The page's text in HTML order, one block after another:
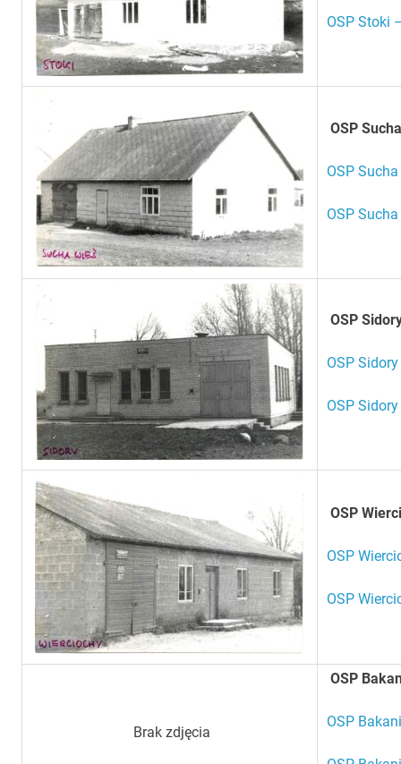
OSP Stoki
OSP
OSP
OSP
OSP
OSP
OSP
OSP
OSP
OSP
Brak zdjęcia
OSP
OSP